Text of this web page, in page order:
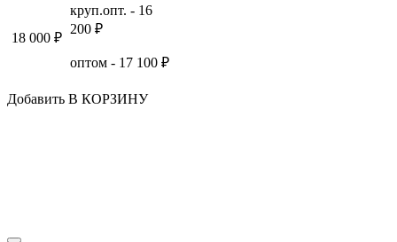
18 000 ₽
круп.опт. - 16
200 ₽
оптом - 17 100 ₽
Добавить В КОРЗИНУ